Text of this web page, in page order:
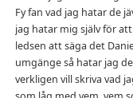
Fy fan vad jag hatar de
jag hatar mig själv för
ledsen att säga det
umgänge så hatar jag
verkligen vill skriva vad